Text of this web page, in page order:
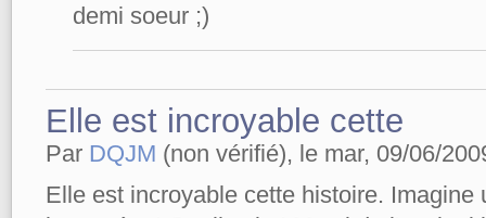
demi soeur ;)
Elle est incroyable cette
Par DQJM (non vérifié), le mar, 09/06/
Elle est incroyable cette histoire. Imagine